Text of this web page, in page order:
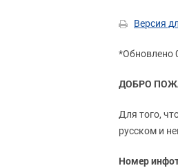
Версия
*Oбновлено
ДОБРО
Для того,
русском и
Номер